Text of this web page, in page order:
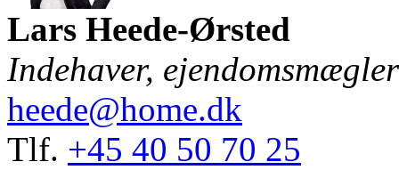
Lars Heede-Ørsted
Indehaver,
heede@home.dk
Tlf. +45 40 50 70 25